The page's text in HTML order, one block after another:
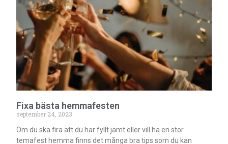
Fixa bästa hemmafesten
september 24, 2023
Om du ska fira att du har fyllt jämt eller vill ha en stor
temafest hemma finns det många bra tips som du kan